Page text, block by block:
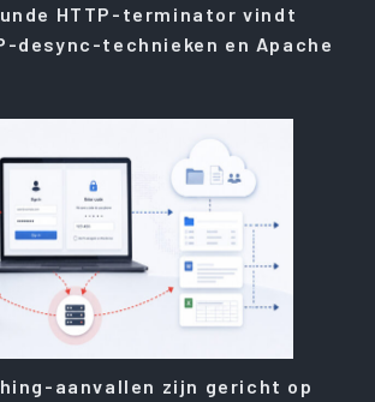
HTTP-terminator vindt
desync-technieken en Apache
aanvallen zijn gericht op